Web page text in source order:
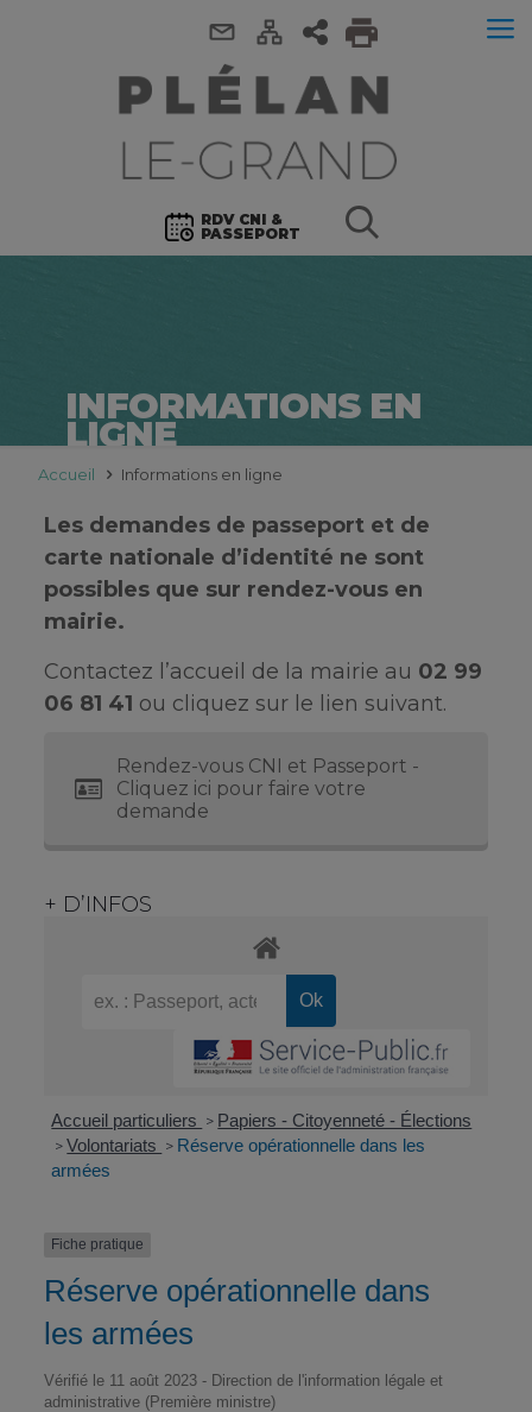
RDV CNI &
PASSEPORT
INFORMATIONS EN
LIGNE
Accueil Informations en ligne
Les demandes de passeport et de
carte nationale d’identité ne sont
possibles que sur rendez-vous en
mairie.
Contactez l’accueil de la mairie au 02 99
06 81 41 ou cliquez sur le lien suivant.
Rendez-vous CNI et Passeport -
Cliquez ici pour faire votre
demande
+ D’INFOS
Accueil particuliers > Papiers - Citoyenneté - Élections
> Volontariats > Réserve opérationnelle dans les
armées
Fiche pratique
Réserve opérationnelle dans
les armées
Vérifié le 11 août 2023 - Direction de l'information légale et
administrative (Première ministre)